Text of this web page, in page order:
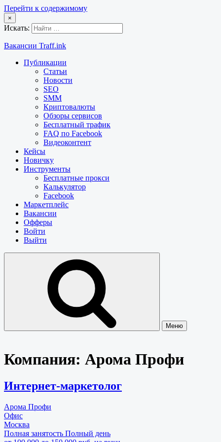
Перейти к содержимому
×
Искать:
Вакансии Traff.ink
Публикации
Статьи
Новости
SEO
SMM
Криптовалюты
Обзоры сервисов
Бесплатный трафик
FAQ по Facebook
Видеоконтент
Кейсы
Новичку
Инструменты
Бесплатные прокси
Калькулятор
Facebook
Маркетплейс
Вакансии
Офферы
Войти
Выйти
Меню
Компания: Арома Профи
Интернет-маркетолог
Арома Профи
Офис
Москва
Полная занятость Полный день